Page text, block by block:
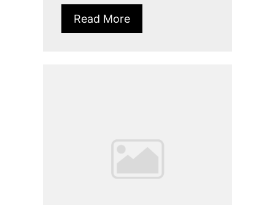
Read More